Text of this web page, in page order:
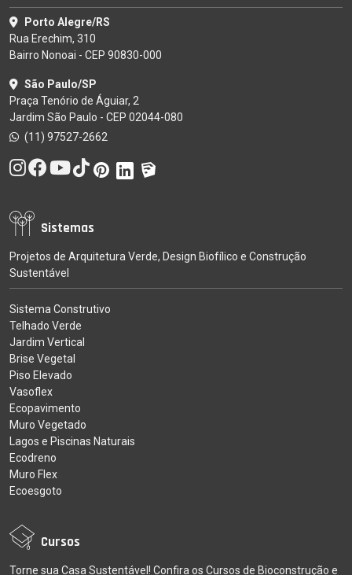
Porto Alegre/RS
Rua Erechim, 310
Bairro Nonoai - CEP 90830-000
São Paulo/SP
Praça Tenório de Águiar, 2
Jardim São Paulo - CEP 02044-080
(11) 97527-2662
Sistemas
Projetos de Arquitetura Verde, Design Biofílico e Construção
Sustentável
Sistema Construtivo
Telhado Verde
Jardim Vertical
Brise Vegetal
Piso Elevado
Vasoflex
Ecopavimento
Muro Vegetado
Lagos e Piscinas Naturais
Ecodreno
Muro Flex
Ecoesgoto
Cursos
Torne sua Casa Sustentável! Confira os Cursos de Bioconstrução e